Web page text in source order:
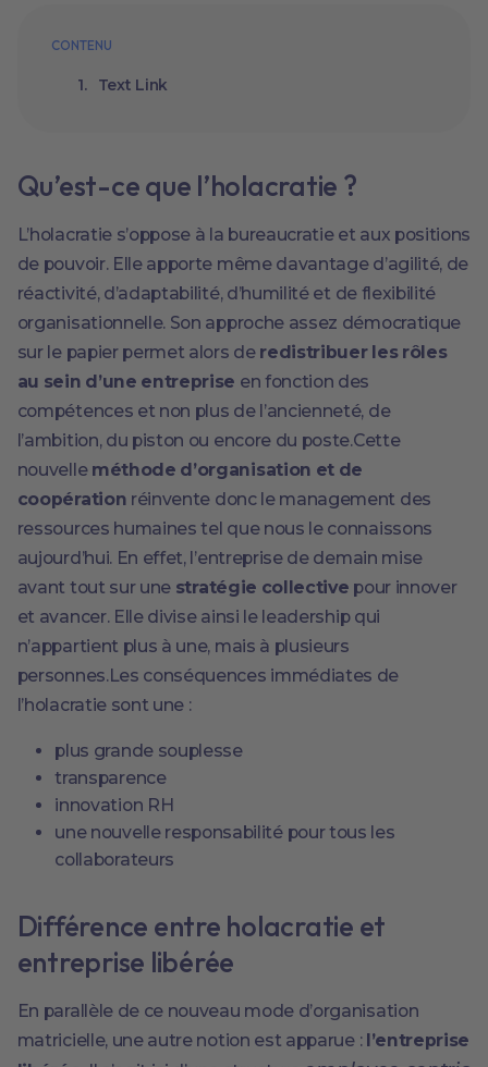
CONTENU
Text Link
Qu’est-ce que l’holacratie ?
L’holacratie s’oppose à la bureaucratie et aux positions
de pouvoir. Elle apporte même davantage d’agilité, de
réactivité, d’adaptabilité, d’humilité et de flexibilité
organisationnelle. Son approche assez démocratique
sur le papier permet alors deredistribuer les rôles
au sein d’une entreprise en fonction des
compétences et non plus de l’ancienneté, de
l’ambition, du piston ou encore du poste.Cette
nouvelle méthode d’organisation et de
coopération réinvente donc le management des
ressources humaines tel que nous le connaissons
aujourd’hui. En effet, l’entreprise de demain mise
avant tout sur une stratégie collective pour innover
et avancer. Elle divise ainsi le leadership qui
n’appartient plus à une, mais à plusieurs
personnes.Les conséquences immédiates de
l’holacratie sont une :
plus grande souplesse
transparence
innovation RH
une nouvelle responsabilité pour tous les
collaborateurs
Différence entre holacratie et
entreprise libérée
En parallèle de ce nouveau mode d’organisation
matricielle, une autre notion est apparue : l’entreprise